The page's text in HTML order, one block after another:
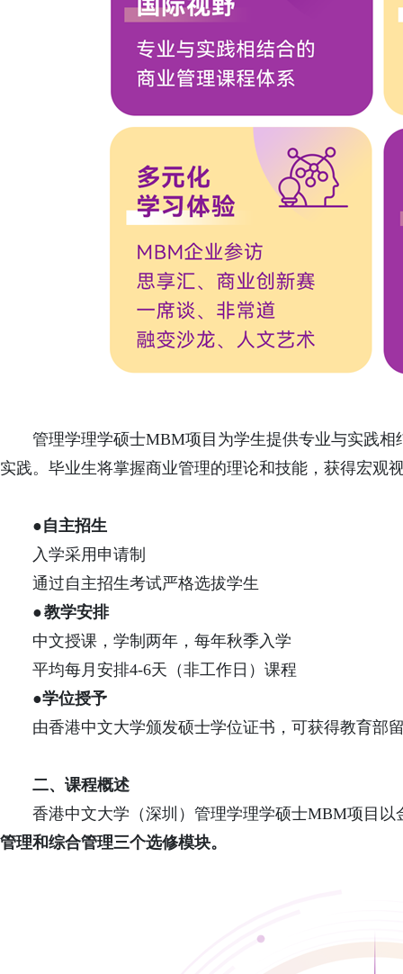
管理学理学硕士MBM项目为学生提供专业与实践
实践。毕业生将掌握商业管理的理论和技能，获得宏观
●自主招生
入学采用申请制
通过自主招生考试严格选拔学生
●教学安排
中文授课，学制两年，每年秋季入学
平均每月安排4-6天（非工作日）课程
●学位授予
由香港中文大学颁发硕士学位证书，可获得教育部
二、课程概述
香港中文大学（深圳）管理学理学硕士MBM项目以
管理和综合管理三个选修模块。